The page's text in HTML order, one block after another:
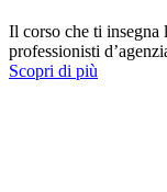
Il corso che ti insegna
professionisti
Scopri di più